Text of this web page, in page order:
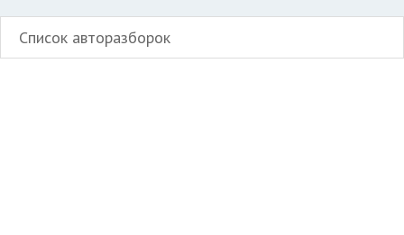
Список авторазборок